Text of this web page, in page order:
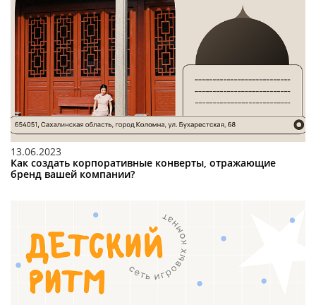
13.06.2023
Как создать корпоративные конверты, отражающие
бренд вашей компании?